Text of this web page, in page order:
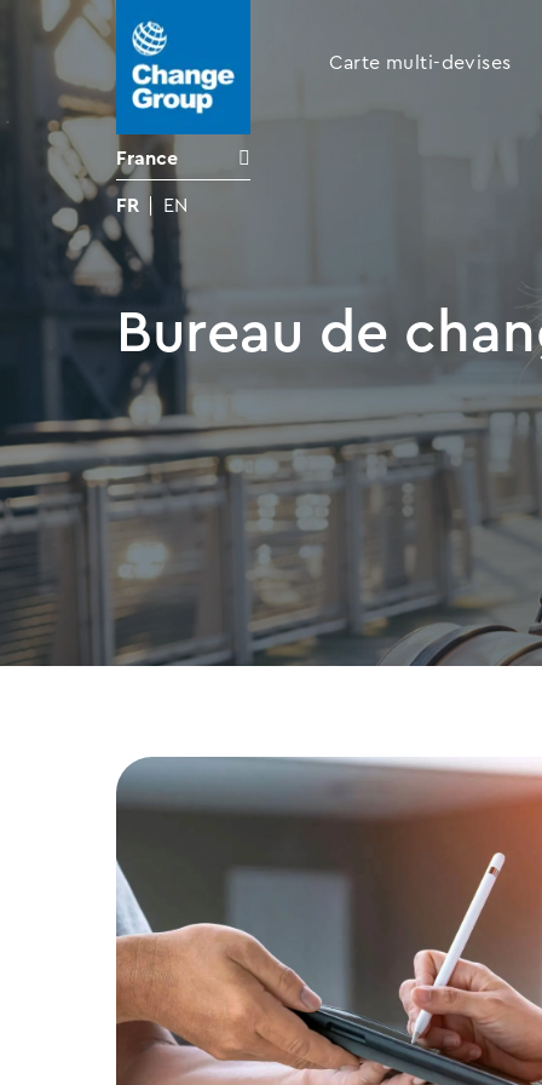
France
FR EN
Carte multi-devises
Bureau de